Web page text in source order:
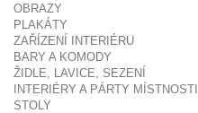
OBRAZY
PLAKÁTY
ZAŘÍZENÍ INTERIÉRU
BARY A KOMODY
ŽIDLE, LAVICE, SEZENÍ
INTERIÉRY A PÁRTY MÍSTNOSTI
STOLY